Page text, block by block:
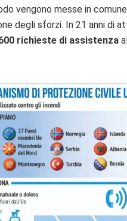
vengono messe in
degli sforzi. In 21 anni di
richieste di assistenza